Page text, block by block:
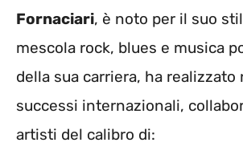
Fornaciari, è noto per il suo
mescola rock, blues e musica
della sua carriera, ha realizzato
successi internazionali,
artisti del calibro di: